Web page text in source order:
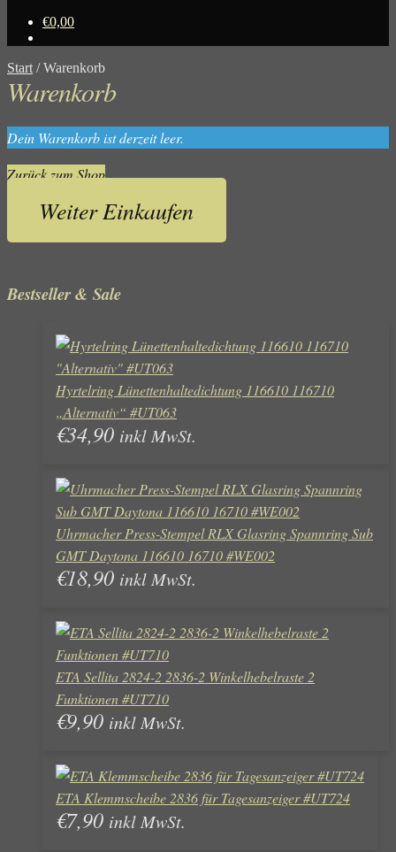
€0,00
Start /Warenkorb
Warenkorb
Dein Warenkorb ist derzeit leer.
Zurück zum Shop
Weiter Einkaufen
Bestseller & Sale
Hyrtelring Lünettenhaltedichtung 116610 116710
„Alternativ“ #UT063
€34,90 inkl MwSt.
Uhrmacher Press-Stempel RLX Glasring Spannring Sub
GMT Daytona 116610 16710 #WE002
€18,90 inkl MwSt.
ETA Sellita 2824-2 2836-2 Winkelhebelraste 2
Funktionen #UT710
€9,90 inkl MwSt.
ETA Klemmscheibe 2836 für Tagesanzeiger #UT724
€7,90 inkl MwSt.